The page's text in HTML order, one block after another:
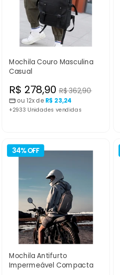
Mochila Couro Masculina
Casual
Preço
normal
R$ 362,90
Preço
promocional
R$ 278,90
ou 12x de R$ 23,24
+2933 Unidades vendidas
34% OFF
Mochila Antifurto
Impermeável Compacta